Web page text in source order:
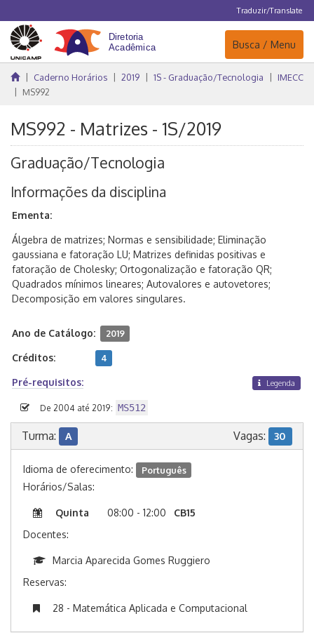
Traduzir/Translate
Navegação
Busca / Menu
Caderno Horários 2019 1S - Graduação/Tecnologia
IMECC
MS992
MS992 - Matrizes - 1S/2019
Graduação/Tecnologia
Informações da disciplina
Ementa:
Álgebra de matrizes; Normas e sensibilidade; Eliminação
gaussiana e fatoração LU; Matrizes definidas positivas e
fatoração de Cholesky; Ortogonalização e fatoração QR;
Quadrados mínimos lineares; Autovalores e autovetores;
Decomposição em valores singulares.
Ano de Catálogo: 2019
Créditos: 4
Pré-requisitos: Legenda
De 2004 até 2019: MS512
Turma: A Vagas: 30
Idioma de oferecimento: Português
Horários/Salas:
Quinta 08:00 - 12:00
CB15
Docentes:
Marcia Aparecida Gomes Ruggiero
Reservas:
28 - Matemática Aplicada e Computacional